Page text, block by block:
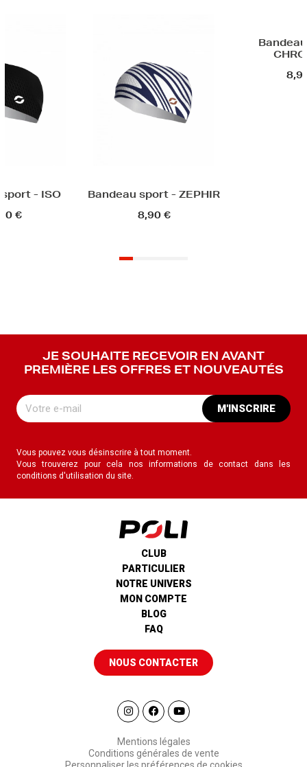
- ISO
€
Bandeau sport - ZEPHIR
8,90 €
JE SOUHAITE RECEVOIR EN AVANT
PREMIÈRE LES OFFRES ET NOUVEAUTÉS
M'INSCRIRE
Vous pouvez vous désinscrire à tout moment.
Vous trouverez pour cela nos informations de contact dans les
conditions d'utilisation du site.
CLUB
PARTICULIER
NOTRE UNIVERS
MON COMPTE
BLOG
FAQ
NOUS CONTACTER
Mentions légales
Conditions générales de vente
Personnaliser les préférences de cookies